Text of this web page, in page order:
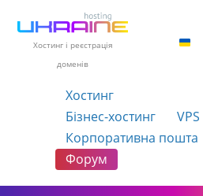
Хостинг і реєстрація
доменів
Хостинг
Бізнес-хостинг
VPS
Корпоративна пошта
Форум